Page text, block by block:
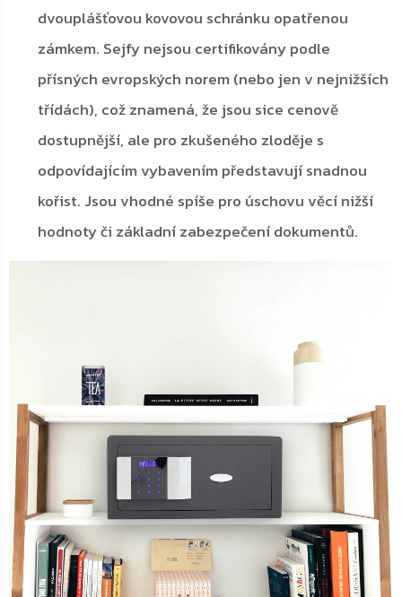
dvouplášťovou kovovou schránku opatřenou
zámkem. Sejfy nejsou certifikovány podle
přísných evropských norem (nebo jen v nejnižších
třídách), což znamená, že jsou sice cenově
dostupnější, ale pro zkušeného zloděje s
odpovídajícím vybavením představují snadnou
kořist. Jsou vhodné spíše pro úschovu věcí nižší
hodnoty či základní zabezpečení dokumentů.